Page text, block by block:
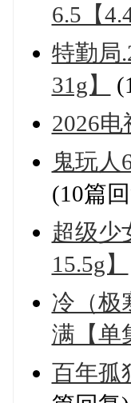
6.5【
特勤局
31g】
2026
鬼玩人
(10篇
超级少
15.5g】
冷（极
满【单
百年孤